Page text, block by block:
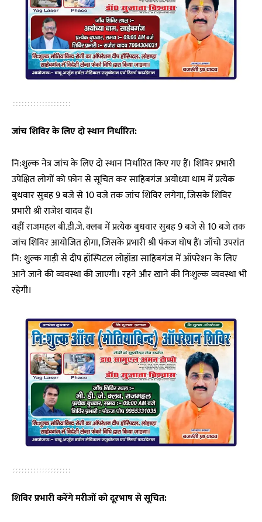
जांच शिविर के लिए दो स्थान निर्धारित:
नि:शुल्क नेत्र जांच के लिए दो स्थान निर्धारित किए गए हैं। शिविर प्रभारी
उपेक्षित लोगों को फ़ोन से सूचित कर साहिबगंज अयोध्या धाम में प्रत्येक
बुधवार सुबह 9 बजे से 10 वजे तक जांच शिविर लगेगा, जिसके शिविर
प्रभारी श्री राजेश यादव हैं।
वहीं राजमहल बी.डी.जे. क्लब में प्रत्येक बुधवार सुबह 9 बजे से 10 बजे तक
जांच शिविर आयोजित होगा, जिसके प्रभारी श्री पंकज घोष हैं। जाँचो उपरांत
नि: शुल्क गाड़ी से दीप हॉस्पिटल लोहॉडा साहिबगंज में ऑपरेशन के लिए
आने जाने की व्यवस्था की जाएगी। रहने और खाने की निःशुल्क व्यवस्था भी
रहेगी।
शिविर प्रभारी करेंगे मरीजों को दूरभाष से सूचित: